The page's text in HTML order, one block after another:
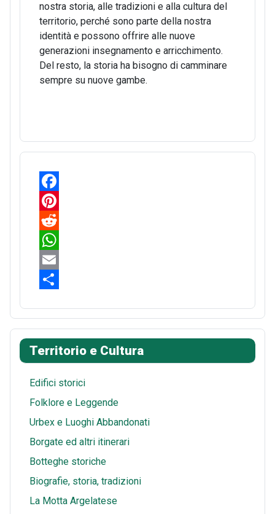
nostra storia, alle tradizioni e alla cultura del
territorio, perché sono parte della nostra
identità e possono offrire alle nuove
generazioni insegnamento e arricchimento.
Del resto, la storia ha bisogno di camminare
sempre su nuove gambe.
F
a
c
e
b
o
k
P
n
r
e
s
t
R
e
d
i
t
W
h
t
s
A
p
p
E
a
i
l
h
a
r
e
Territorio e Cultura
Edifici storici
Folklore e Leggende
Urbex e Luoghi Abbandonati
Borgate ed altri itinerari
Botteghe storiche
Biografie, storia, tradizioni
La Motta Argelatese